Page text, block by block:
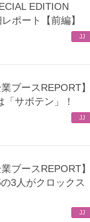
EDITION
ポート【前編】
JJ
サボテン」！
JJ
3人がクロックス
JJ